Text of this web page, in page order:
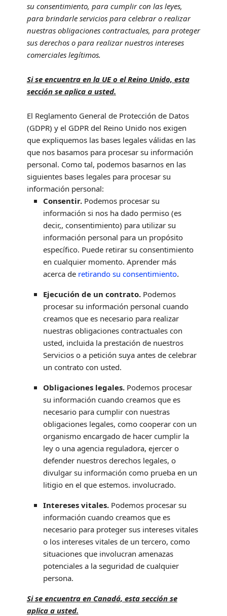
su consentimiento, para cumplir con las leyes,
para brindarle servicios para celebrar o realizar
nuestras obligaciones contractuales, para proteger
sus derechos o para realizarnuestros intereses
comerciales legítimos.
Si se encuentra en la UE o el Reino Unido, esta
sección se aplica a usted.
El Reglamento General de Protección de Datos
(GDPR) y el GDPR del Reino Unido nos exigen
que expliquemos las bases legales válidas en las
que nos basamos para procesar su información
personal. Como tal, podemos basarnos en las
siguientes bases legales para procesar su
información personal:
Consentir. Podemos procesar su
información si nos ha dado permiso (es
decir,, consentimiento) para utilizar su
información personal para un propósito
específico. Puede retirar su consentimiento
en cualquier momento. Aprender más
acerca de retirando su consentimiento.
Ejecución de un contrato.Podemos
procesar su información personal cuando
creamos que es necesario para realizar
nuestras obligaciones contractuales con
usted, incluida la prestación de nuestros
Servicios o a petición suya antes de celebrar
un contrato con usted.
Obligaciones legales.Podemos procesar
su información cuando creamos que es
necesario para cumplir con nuestras
obligaciones legales, como cooperar con un
organismo encargado de hacer cumplir la
ley o una agencia reguladora, ejercer o
defender nuestros derechos legales, o
divulgar su información como prueba en un
litigio en el que estemos. involucrado.
Intereses vitales.Podemos procesar su
información cuando creamos que es
necesario para proteger sus intereses vitales
o los intereses vitales de un tercero, como
situaciones que involucran amenazas
potenciales a la seguridad de cualquier
persona.
Si se encuentra en Canadá, esta sección se
aplica a usted.